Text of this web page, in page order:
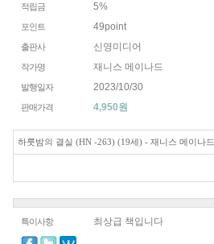
적립금 5%
포인트 49point
출판사 신영미디어
작가명 재니스 메이나드
발행일자 2023/10/30
판매가격 4,950원
하룻밤의 결실 (HN -263) (19세) - 재니스 메이나드
특이사항 최상급 책입니다